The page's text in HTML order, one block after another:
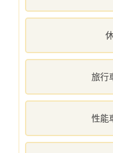
旅行
性能